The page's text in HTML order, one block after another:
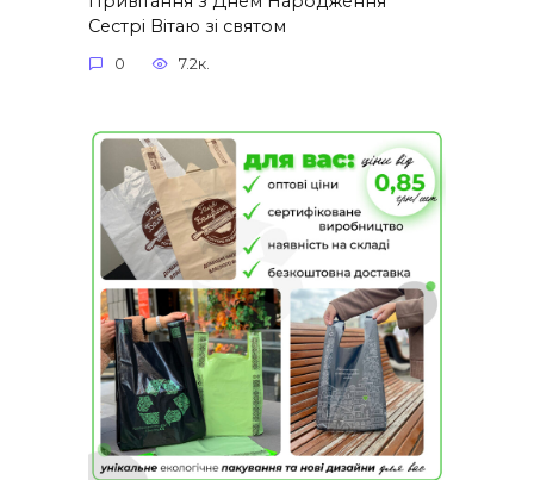
Сестрі Вітаю зі святом
0 7.2к.